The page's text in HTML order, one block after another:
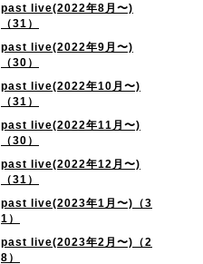
past live(2022年8月〜)
（31）
past live(2022年9月〜)
（30）
past live(2022年10月〜)
（31）
past live(2022年11月〜)
（30）
past live(2022年12月〜)
（31）
past live(2023年1月〜)（3
1）
past live(2023年2月〜)（2
8）